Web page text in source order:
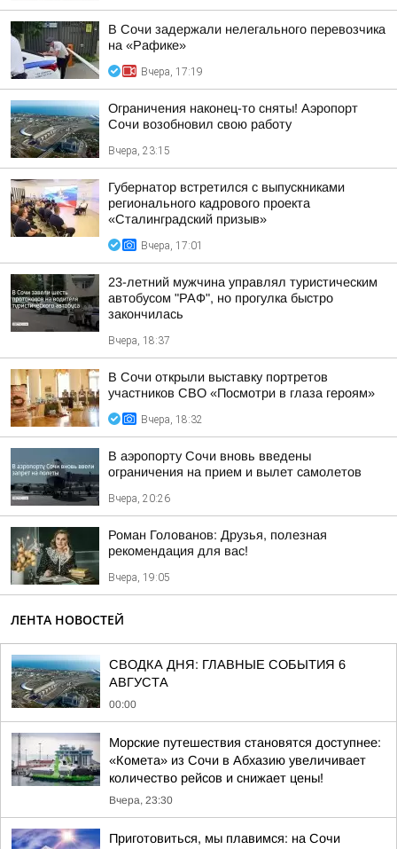
В Сочи задержали нелегального перевозчика
на «Рафике»
Вчера, 17:19
Ограничения наконец-то сняты! Аэропорт
Сочи возобновил свою работу
Вчера, 23:15
Губернатор встретился с выпускниками
регионального кадрового проекта
«Сталинградский призыв»
Вчера, 17:01
23-летний мужчина управлял туристическим
автобусом "РАФ", но прогулка быстро
закончилась
Вчера, 18:37
В Сочи открыли выставку портретов
участников СВО «Посмотри в глаза героям»
Вчера, 18:32
В аэропорту Сочи вновь введены
ограничения на прием и вылет самолетов
Вчера, 20:26
Роман Голованов: Друзья, полезная
рекомендация для вас!
Вчера, 19:05
ЛЕНТА НОВОСТЕЙ
СВОДКА ДНЯ: ГЛАВНЫЕ СОБЫТИЯ 6
АВГУСТА
00:00
Морские путешествия становятся доступнее:
«Комета» из Сочи в Абхазию увеличивает
количество рейсов и снижает цены!
Вчера, 23:30
Приготовиться, мы плавимся: на Сочи